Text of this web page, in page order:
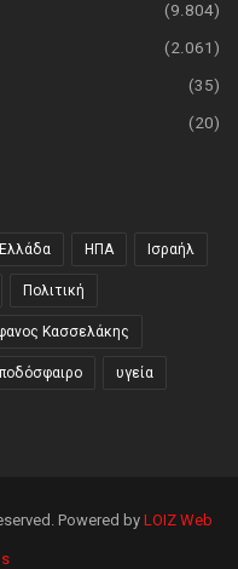
(9.804)
(2.061)
(35)
(20)
Ελλάδα ΗΠΑ Ισραήλ
Πολιτική
Κασσελάκης
ποδόσφαιρο υγεία
Powered by LOIZ Web